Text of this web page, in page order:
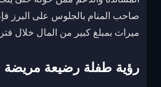
صاحب المنام بالجلوس على البرز
ميراث بمبلغ كبير من المال خلال
رؤية طفلة رضيعة مريضة